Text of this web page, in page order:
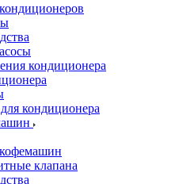
кондиционера
кондиционера
клапана